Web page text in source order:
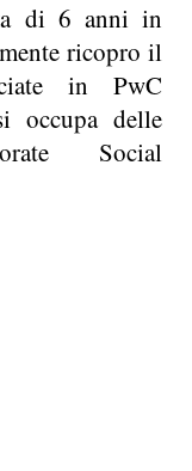
di 6 anni in
ricopro il
in PwC
occupa delle
Social